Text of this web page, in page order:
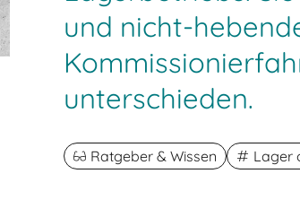
und nicht-
unterschieden.
Ratgeber & Wissen Lager